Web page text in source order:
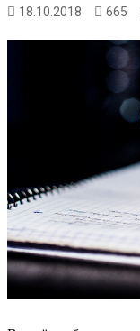
18.10.2018 665